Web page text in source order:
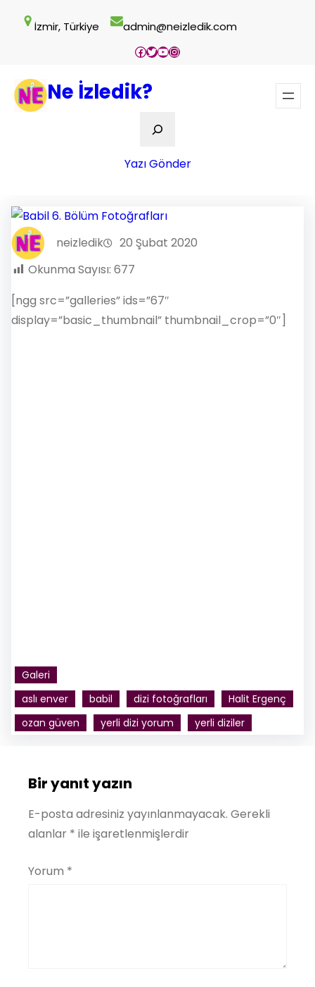
İzmir, Türkiye admin@neizledik.com
Facebook
Twitter
YouTube
Instagram
Ne İzledik?
Ara
Yazı Gönder
neizledik
20 Şubat 2020
Okunma Sayısı: 677
[ngg src=”galleries” ids=”67″
display=”basic_thumbnail” thumbnail_crop=”0″]
Galeri
aslı enver
babil dizi fotoğrafları
Halit Ergenç
ozan güven
yerli dizi yorum yerli diziler
Bir yanıt yazın
E-posta adresiniz yayınlanmayacak. Gerekli
alanlar * ile işaretlenmişlerdir
Yorum *